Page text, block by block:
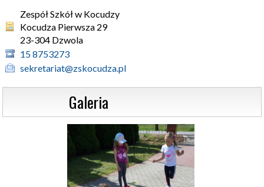
Zespół Szkół w Kocudzy
Kocudza Pierwsza 29
23-304 Dzwola
15 8753273
sekretariat@zskocudza.pl
                  Galeria